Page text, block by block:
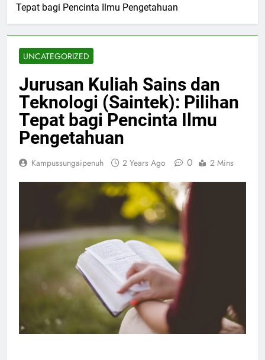
Tepat bagi Pencinta Ilmu Pengetahuan
UNCATEGORIZED
Jurusan Kuliah Sains dan
Teknologi (Saintek): Pilihan
Tepat bagi Pencinta Ilmu
Pengetahuan
Kampussungaipenuh 2 Years Ago 0 2 Mins